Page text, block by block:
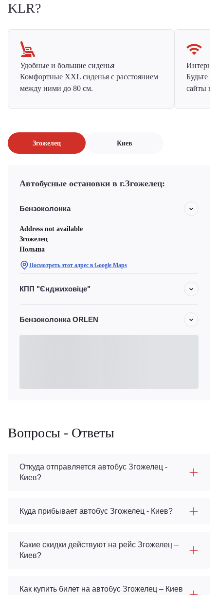
KLR?
Удобные и большие сиденья
Комфортные XXL сиденья с расстоянием
между ними до 80 см.
Будьте
сайты на
Згожелец Киев
Автобусные остановки в г.Згожелец:
Бензоколонка
Address not available
Згожелец
Польша
Посмотреть этот адрес в Google Maps
КПП "Єнджиховіце"
Бензоколонка ORLEN
Вопросы - Ответы
Откуда отправляется автобус Згожелец -
Киев?
Куда прибывает автобус Згожелец - Киев?
Какие скидки действуют на рейс Згожелец –
Киев?
Как купить билет на автобус Згожелец – Киев